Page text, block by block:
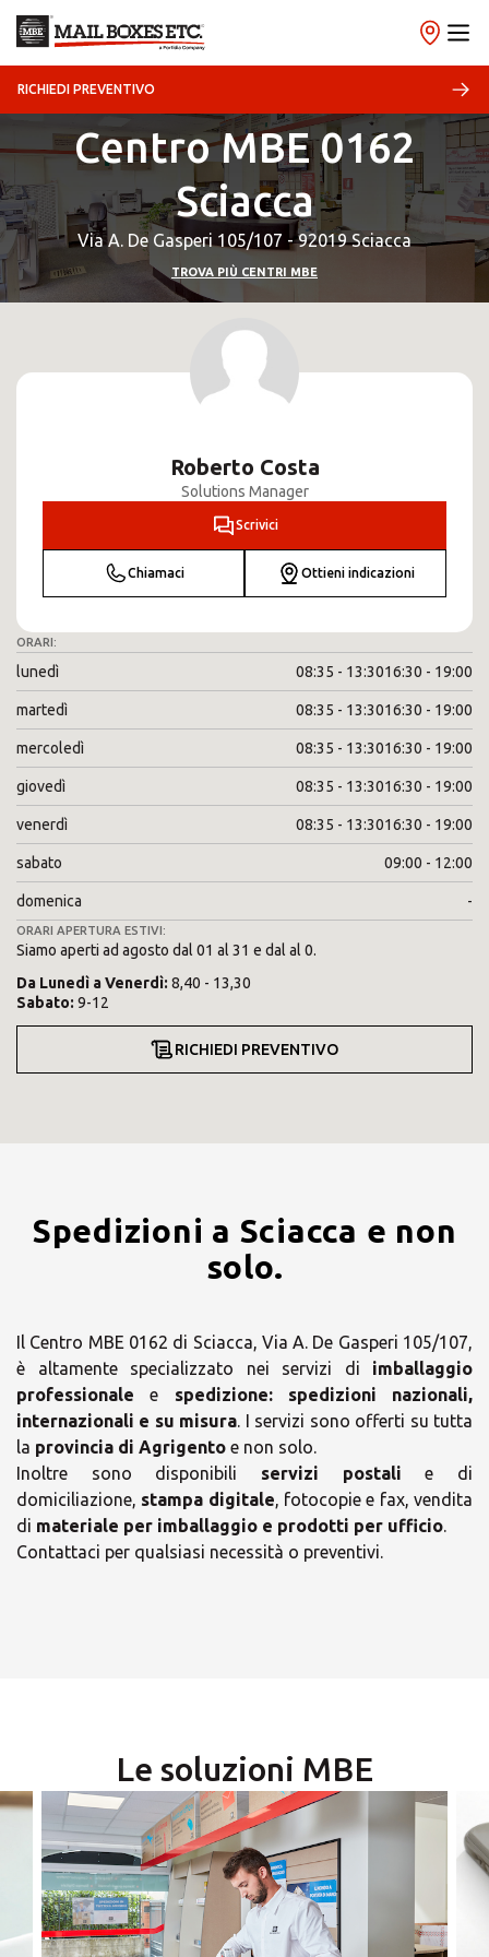
RICHIEDI PREVENTIVO
Centro MBE 0162
Sciacca
Via A. De Gasperi 105/107 - 92019 Sciacca
TROVA PIÙ CENTRI MBE
Roberto Costa
Solutions Manager
Scrivici
Chiamaci Ottieni indicazioni
ORARI:
lunedì 08:35 - 13:3016:30 - 19:00
martedì 08:35 - 13:3016:30 - 19:00
mercoledì 08:35 - 13:3016:30 - 19:00
giovedì 08:35 - 13:3016:30 - 19:00
venerdì 08:35 - 13:3016:30 - 19:00
sabato 09:00 - 12:00
domenica -
ORARI APERTURA ESTIVI:
Siamo aperti ad agosto dal 01 al 31 e dal al 0.
Da Lunedì aVenerdì: 8,40 - 13,30
Sabato: 9-12
RICHIEDI PREVENTIVO
Spedizioni a Sciacca e non
solo.
Il Centro MBE 0162 di Sciacca, Via A. De Gasperi 105/107,
è altamente specializzato nei servizi di imballaggio
professionale e spedizione:
spedizioni nazionali,
internazionali e su misura. I servizi sono offerti su tutta
la provincia di Agrigento e non solo.
Inoltre sono disponibili servizi postali e di
domiciliazione, stampa digitale, fotocopie e fax, vendita
di materiale per imballaggio e prodotti per ufficio.
Contattaci per qualsiasi necessità o preventivi.
Le soluzioni MBE
×
Seleziona un paese
×
lunedì
08:35 - 13:30
16:30 - 19:00
martedì
08:35 - 13:30
16:30 - 19:00
mercoledì
08:35 - 13:30
16:30 - 19:00
giovedì